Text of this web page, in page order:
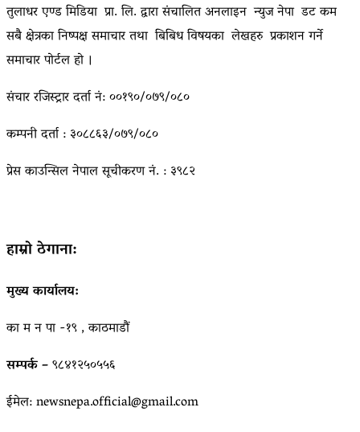
तुलाधर एण्ड मिडिया प्रा. लि. द्वारा संचालित अनलाइन न्युज नेपा डट कम
सबै क्षेत्रका निष्पक्ष समाचार तथा बिबिध विषयका लेखहरु प्रकाशन गर्ने
समाचार पोर्टल हो ।
संचार रजिस्ट्रार दर्ता नं: ००१९०/०७९/०८०
कम्पनी दर्ता : ३०८८६३/०७९/०८०
प्रेस काउन्सिल नेपाल सूचीकरण नं. : ३९८२
हाम्रो ठेगाना:
मुख्य कार्यालय:
का म न पा -१९ , काठमाडौं
सम्पर्क –९८४१२५०५५६
ईमेल: newsnepa.official@gmail.com